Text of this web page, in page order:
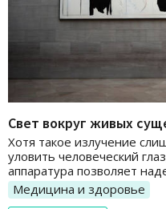
Свет вокруг живых
Хотя такое излучение
уловить человеческий
аппаратура позволяет
Медицина и здоровье